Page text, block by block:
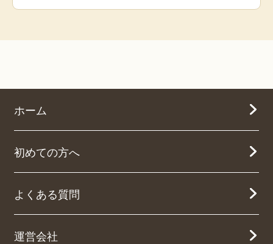
ホーム
初めての方へ
よくある質問
運営会社